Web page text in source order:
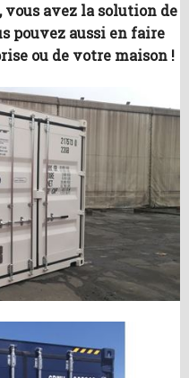
avez la solution de
pouvez aussi en faire
ou de votre maison !